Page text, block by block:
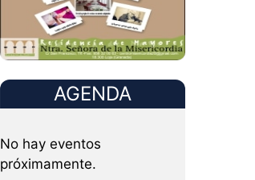
AGENDA
No hay eventos
próximamente.